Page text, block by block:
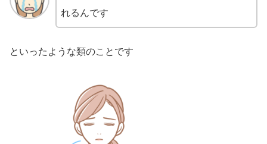
れるんです
といったような類のことです